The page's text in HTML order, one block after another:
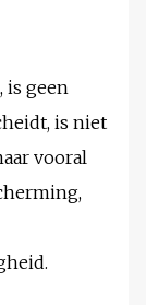
is geen
is niet
vooral